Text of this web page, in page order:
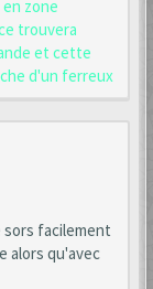
zone
trouvera
et cette
d'un ferreux
sors facilement
alors qu'avec